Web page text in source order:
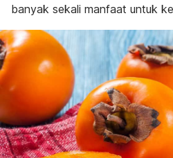
banyak sekali manfaat untuk